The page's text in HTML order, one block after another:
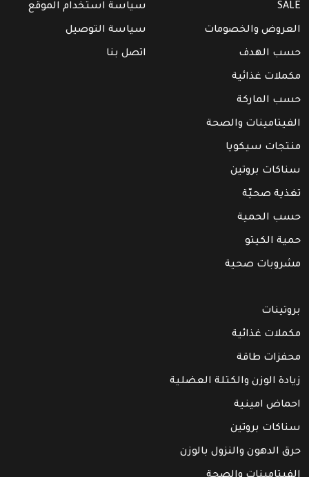
SALE
العروض والخصومات
حسب الهدف
مكملات غذائية
حسب الماركة
الفيتامينات والصحة
منتجات سيكويا
سناكات بروتين
تغذية صحيّة
حسب الحمية
حمية الكيتو
مشروبات صحية
سياسة استخدام الموقع
سياسة التوصيل
اتصل بنا
بروتينات
مكملات غذائية
محفزات طاقة
زيادة الوزن والكتلة العضلية
احماض امينية
سناكات بروتين
حرق الدهون والنزول بالوزن